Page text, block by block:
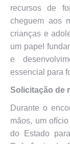
recursos de
cheguem aos
crianças e
um papel
e
essencial para
Solicitação de
Durante o
mãos, um
do Estado